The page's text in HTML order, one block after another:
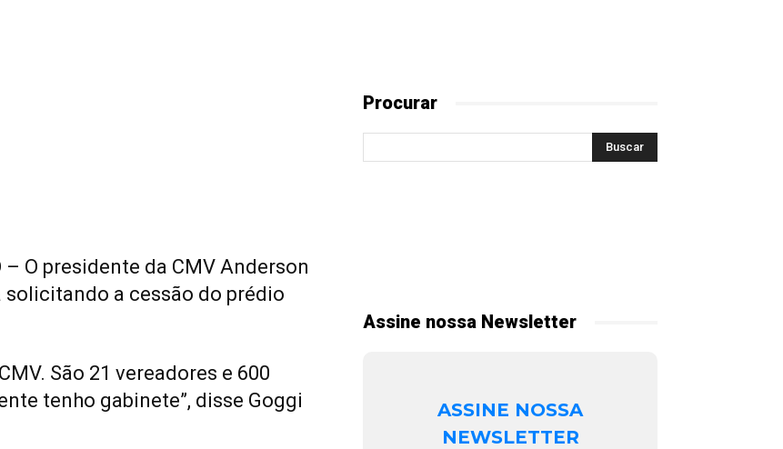
– O presidente da CMV Anderson
solicitando a cessão do prédio
São 21 vereadores e 600
tenho gabinete”, disse Goggi
Procurar
Assine nossa Newsletter
ASSINE NOSSA
NEWSLETTER